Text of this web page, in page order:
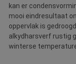
kan er
mooi eindresultaat
oppervlak is
alkydharsverf rustig
winterse